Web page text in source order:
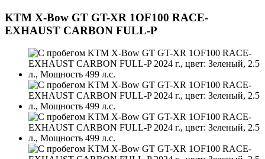
KTM X-Bow GT GT-XR 1OF100 RACE-
EXHAUST CARBON FULL-P